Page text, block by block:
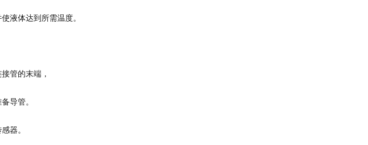
液体达到所需温度。
管的末端，
导管。
器。